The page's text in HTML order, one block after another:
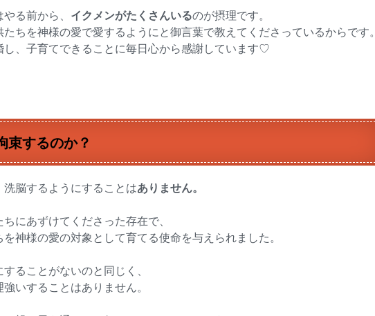
る前から、 イクメンがたくさんいるのが摂理です。
ちを神様の愛で愛するようにと御言葉で教えてくださっているからです。
し、子育てできることに毎日心から感謝しています♡
束するのか？
脳するようにすることはありません。
にあずけてくださった存在で、
神様の愛の対象として育てる使命を与えられました。
ることがないのと同じく、
いすることはありません。